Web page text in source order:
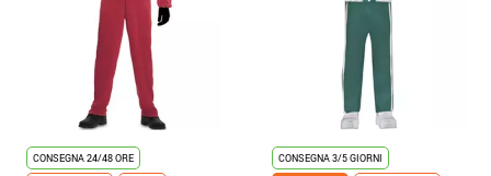
CONSEGNA 24/48 ORE
CONSEGNA 3/5 GIORNI